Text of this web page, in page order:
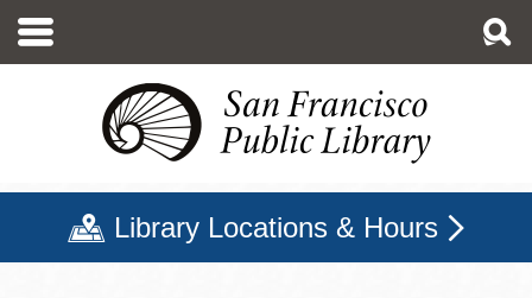
至
Library Locations & Hours